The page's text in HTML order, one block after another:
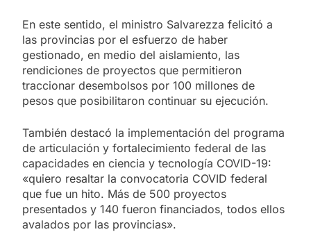
En este sentido, el ministro Salvarezza felicitó a
las provincias por el esfuerzo de haber
gestionado, en medio del aislamiento, las
rendiciones de proyectos que permitieron
traccionar desembolsos por 100 millones de
pesos que posibilitaron continuar su ejecución.
También destacó la implementación del programa
de articulación y fortalecimiento federal de las
capacidades en ciencia y tecnología COVID-19:
«quiero resaltar la convocatoria COVID federal
que fue un hito. Más de 500 proyectos
presentados y 140 fueron financiados, todos ellos
avalados por las provincias».